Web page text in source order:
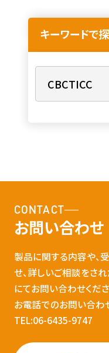
キーワードで
CONTACT
お問い合わせ
製品に関する内容や、
せ、詳しいご相談をさ
にてお問い合わせくださ
お電話でのお問い合わ
TEL:06-6435-9747